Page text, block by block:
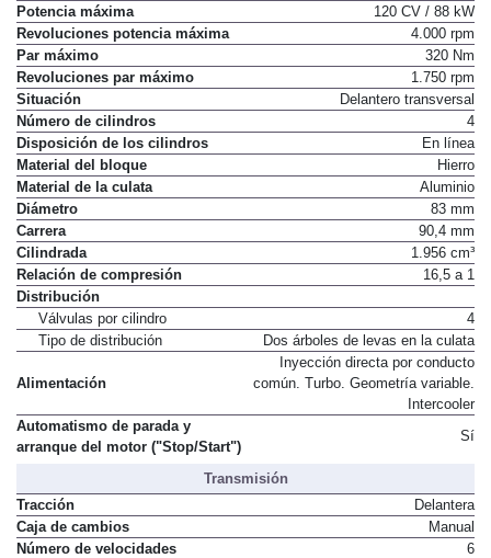
Potencia máxima
120 CV / 88 kW
Revoluciones potencia máxima
4.000 rpm
Par máximo
320 Nm
Revoluciones par máximo
1.750 rpm
Situación
Delantero transversal
Número de cilindros
4
Disposición de los cilindros
En línea
Material del bloque
Hierro
Material de la culata
Aluminio
Diámetro
83 mm
Carrera
90,4 mm
Cilindrada
1.956 cm³
Relación de compresión
16,5 a 1
Distribución
Válvulas por cilindro
4
Tipo de distribución
Dos árboles de levas en la culata
Alimentación
Inyección directa por conducto
común. Turbo. Geometría variable.
Intercooler
Automatismo de parada y
arranque del motor ("Stop/Start")
Sí
Transmisión
Tracción
Delantera
Caja de cambios
Manual
Número de velocidades
6